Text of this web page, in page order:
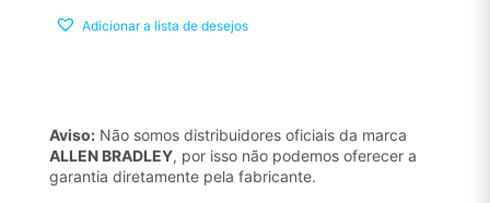
Adicionar a lista de desejos
Aviso: Não somos distribuidores oficiais da marca
ALLEN BRADLEY, por isso não podemos oferecer a
garantia diretamente pela fabricante.